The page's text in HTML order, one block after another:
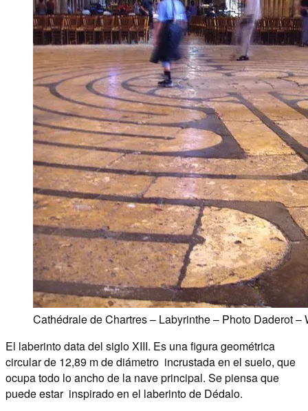
Cathédrale de Chartres – Labyrinthe – Photo Daderot –
El laberinto data del siglo XIII. Es una figura geométrica
circular de 12,89 m de diámetro incrustada en el suelo, que
ocupa todo lo ancho de la nave principal. Se piensa que
puede estar inspirado en el laberinto de Dédalo.